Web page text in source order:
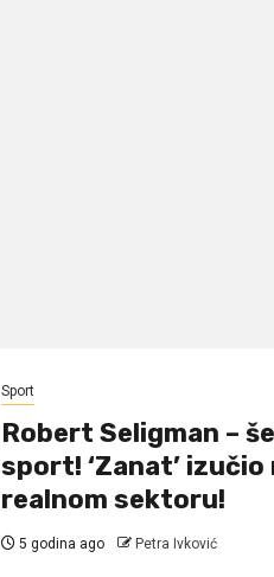
Sport
Robert Seligman –
sport! ‘Zanat’
realnom sektoru!
5 godina ago Petra Ivković